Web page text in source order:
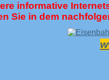
informative
Sie in dem